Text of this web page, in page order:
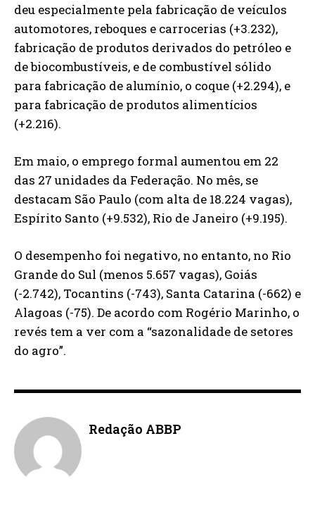
deu especialmente pela fabricação de veículos
automotores, reboques e carrocerias (+3.232),
fabricação de produtos derivados do petróleo e
de biocombustíveis, e de combustível sólido
para fabricação de alumínio, o coque (+2.294), e
para fabricação de produtos alimentícios
(+2.216).
Em maio, o emprego formal aumentou em 22
das 27 unidades da Federação. No mês, se
destacam São Paulo (com alta de 18.224 vagas),
Espírito Santo (+9.532), Rio de Janeiro (+9.195).
O desempenho foi negativo, no entanto, no Rio
Grande do Sul (menos 5.657 vagas), Goiás
(-2.742), Tocantins (-743), Santa Catarina (-662) e
Alagoas (-75). De acordo com Rogério Marinho, o
revés tem a ver com a “sazonalidade de setores
do agro”.
Redação ABBP